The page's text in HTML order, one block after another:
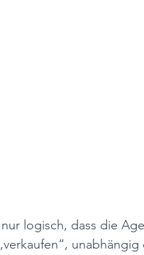
logisch, dass die